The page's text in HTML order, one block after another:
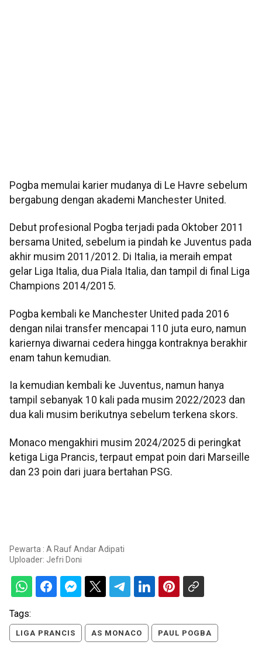
Pogba memulai karier mudanya di Le Havre sebelum
bergabung dengan akademi Manchester United.
Debut profesional Pogba terjadi pada Oktober 2011
bersama United, sebelum ia pindah ke Juventus pada
akhir musim 2011/2012. Di Italia, ia meraih empat
gelar Liga Italia, dua Piala Italia, dan tampil di final Liga
Champions 2014/2015.
Pogba kembali ke Manchester United pada 2016
dengan nilai transfer mencapai 110 juta euro, namun
kariernya diwarnai cedera hingga kontraknya berakhir
enam tahun kemudian.
Ia kemudian kembali ke Juventus, namun hanya
tampil sebanyak 10 kali pada musim 2022/2023 dan
dua kali musim berikutnya sebelum terkena skors.
Monaco mengakhiri musim 2024/2025 di peringkat
ketiga Liga Prancis, terpaut empat poin dari Marseille
dan 23 poin dari juara bertahan PSG.
Pewarta : A Rauf Andar Adipati
Uploader: Jefri Doni
Tags:
LIGA PRANCIS AS MONACO PAUL POGBA